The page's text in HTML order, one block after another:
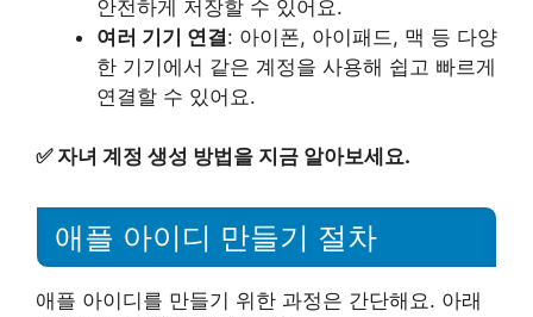
안전하게 저장할 수 있어요.
여러 기기 연결: 아이폰, 아이패드, 맥 등 다양
한 기기에서 같은 계정을 사용해 쉽고 빠르게
연결할 수 있어요.
✅ 자녀 계정 생성 방법을 지금 알아보세요.
애플 아이디 만들기 절차
애플 아이디를 만들기 위한 과정은 간단해요. 아래